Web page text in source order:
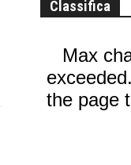
Classifica